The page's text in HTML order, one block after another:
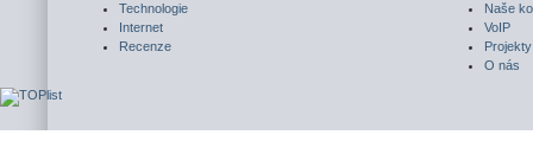
Technologie
Internet
Recenze
Naše
VoIP
Projekty
O nás